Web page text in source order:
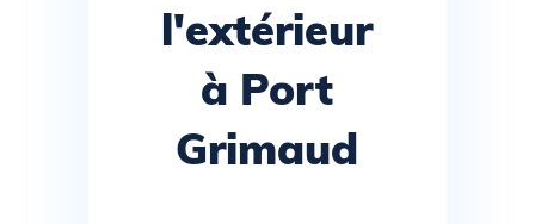
l'extérieur
à Port
Grimaud